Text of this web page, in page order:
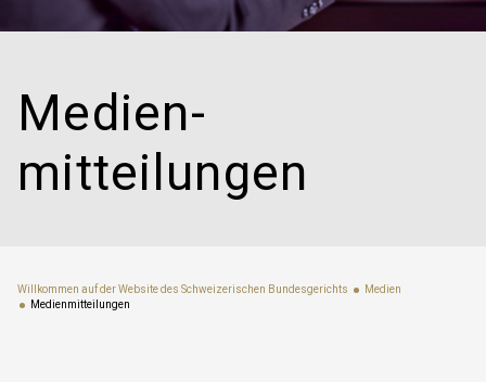
Medien­
mitteilungen
Willkommen auf der Website des Schweizerischen Bundesgerichts
Medien
Medien­mitteilungen